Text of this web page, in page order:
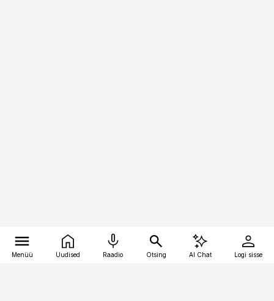
Menüü Uudised Raadio Otsing AI Chat Logi sisse